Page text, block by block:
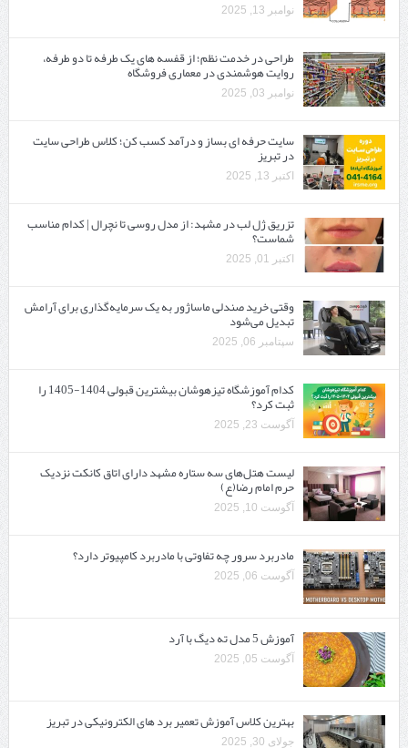
نوامبر 13, 2025
طراحی در خدمت نظم؛ از قفسه ‌های یک‌ طرفه تا دو طرفه،
روایت هوشمندی در معماری فروشگاه
نوامبر 03, 2025
سایت حرفه ‌ای بساز و درآمد کسب کن؛ کلاس طراحی سایت
در تبریز
اکتبر 13, 2025
تزریق ژل لب در مشهد: از مدل روسی تا نچرال | کدام مناسب
شماست؟
اکتبر 01, 2025
وقتی خرید صندلی ماساژور به یک سرمایه‌گذاری برای آرامش
تبدیل می‌شود
سپتامبر 06, 2025
کدام آموزشگاه تیزهوشان بیشترین قبولی 1404-1405 را
ثبت کرد؟
آگوست 23, 2025
لیست هتل‌های سه ستاره مشهد دارای اتاق کانکت نزدیک
حرم امام رضا(ع)
آگوست 10, 2025
مادربرد سرور چه تفاوتی با مادربرد کامپیوتر دارد؟
آگوست 06, 2025
آموزش 5 مدل ته دیگ با آرد
آگوست 05, 2025
بهترین کلاس آموزش تعمیر برد های الکترونیکی در تبریز
جولای 30, 2025